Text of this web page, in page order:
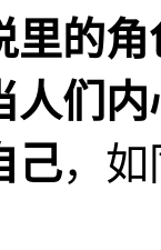
里的
人们
己，